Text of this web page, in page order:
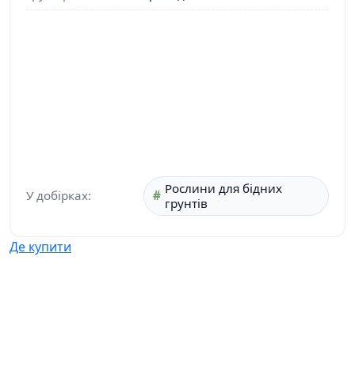
У добірках:
Рослини для бідних
грунтів
Де купити